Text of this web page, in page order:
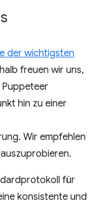
der wichtigsten
freuen wir uns,
Puppeteer
hin zu einer
Wir empfehlen
für
konsistente und